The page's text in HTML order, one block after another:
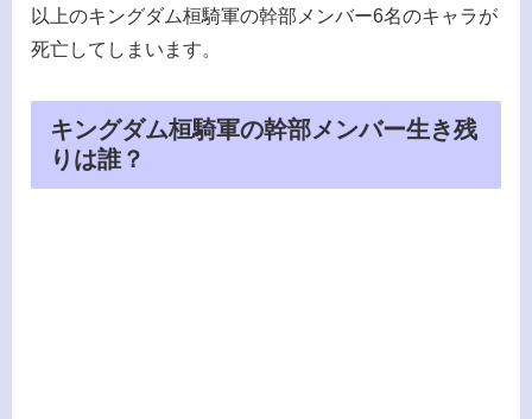
以上のキングダム桓騎軍の幹部メンバー6名のキャラが
死亡してしまいます。
キングダム桓騎軍の幹部メンバー生き残
りは誰？